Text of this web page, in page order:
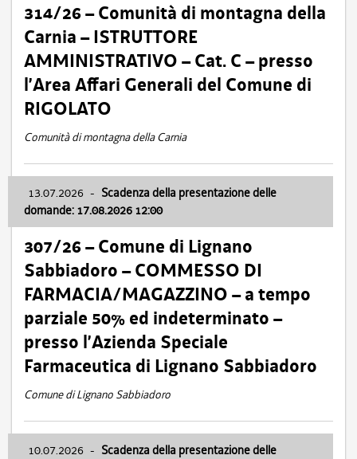
314/26 – Comunità di montagna della
Carnia – ISTRUTTORE
AMMINISTRATIVO – Cat. C – presso
l’Area Affari Generali del Comune di
RIGOLATO
Comunità di montagna della Carnia
13.07.2026 - Scadenza della presentazione delle
domande: 17.08.2026 12:00
307/26 – Comune di Lignano
Sabbiadoro – COMMESSO DI
FARMACIA/MAGAZZINO – a tempo
parziale 50% ed indeterminato –
presso l’Azienda Speciale
Farmaceutica di Lignano Sabbiadoro
Comune di Lignano Sabbiadoro
10.07.2026 - Scadenza della presentazione delle